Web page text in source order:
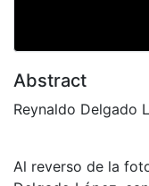
Abstract
Reynaldo Delgado
Al reverso de la